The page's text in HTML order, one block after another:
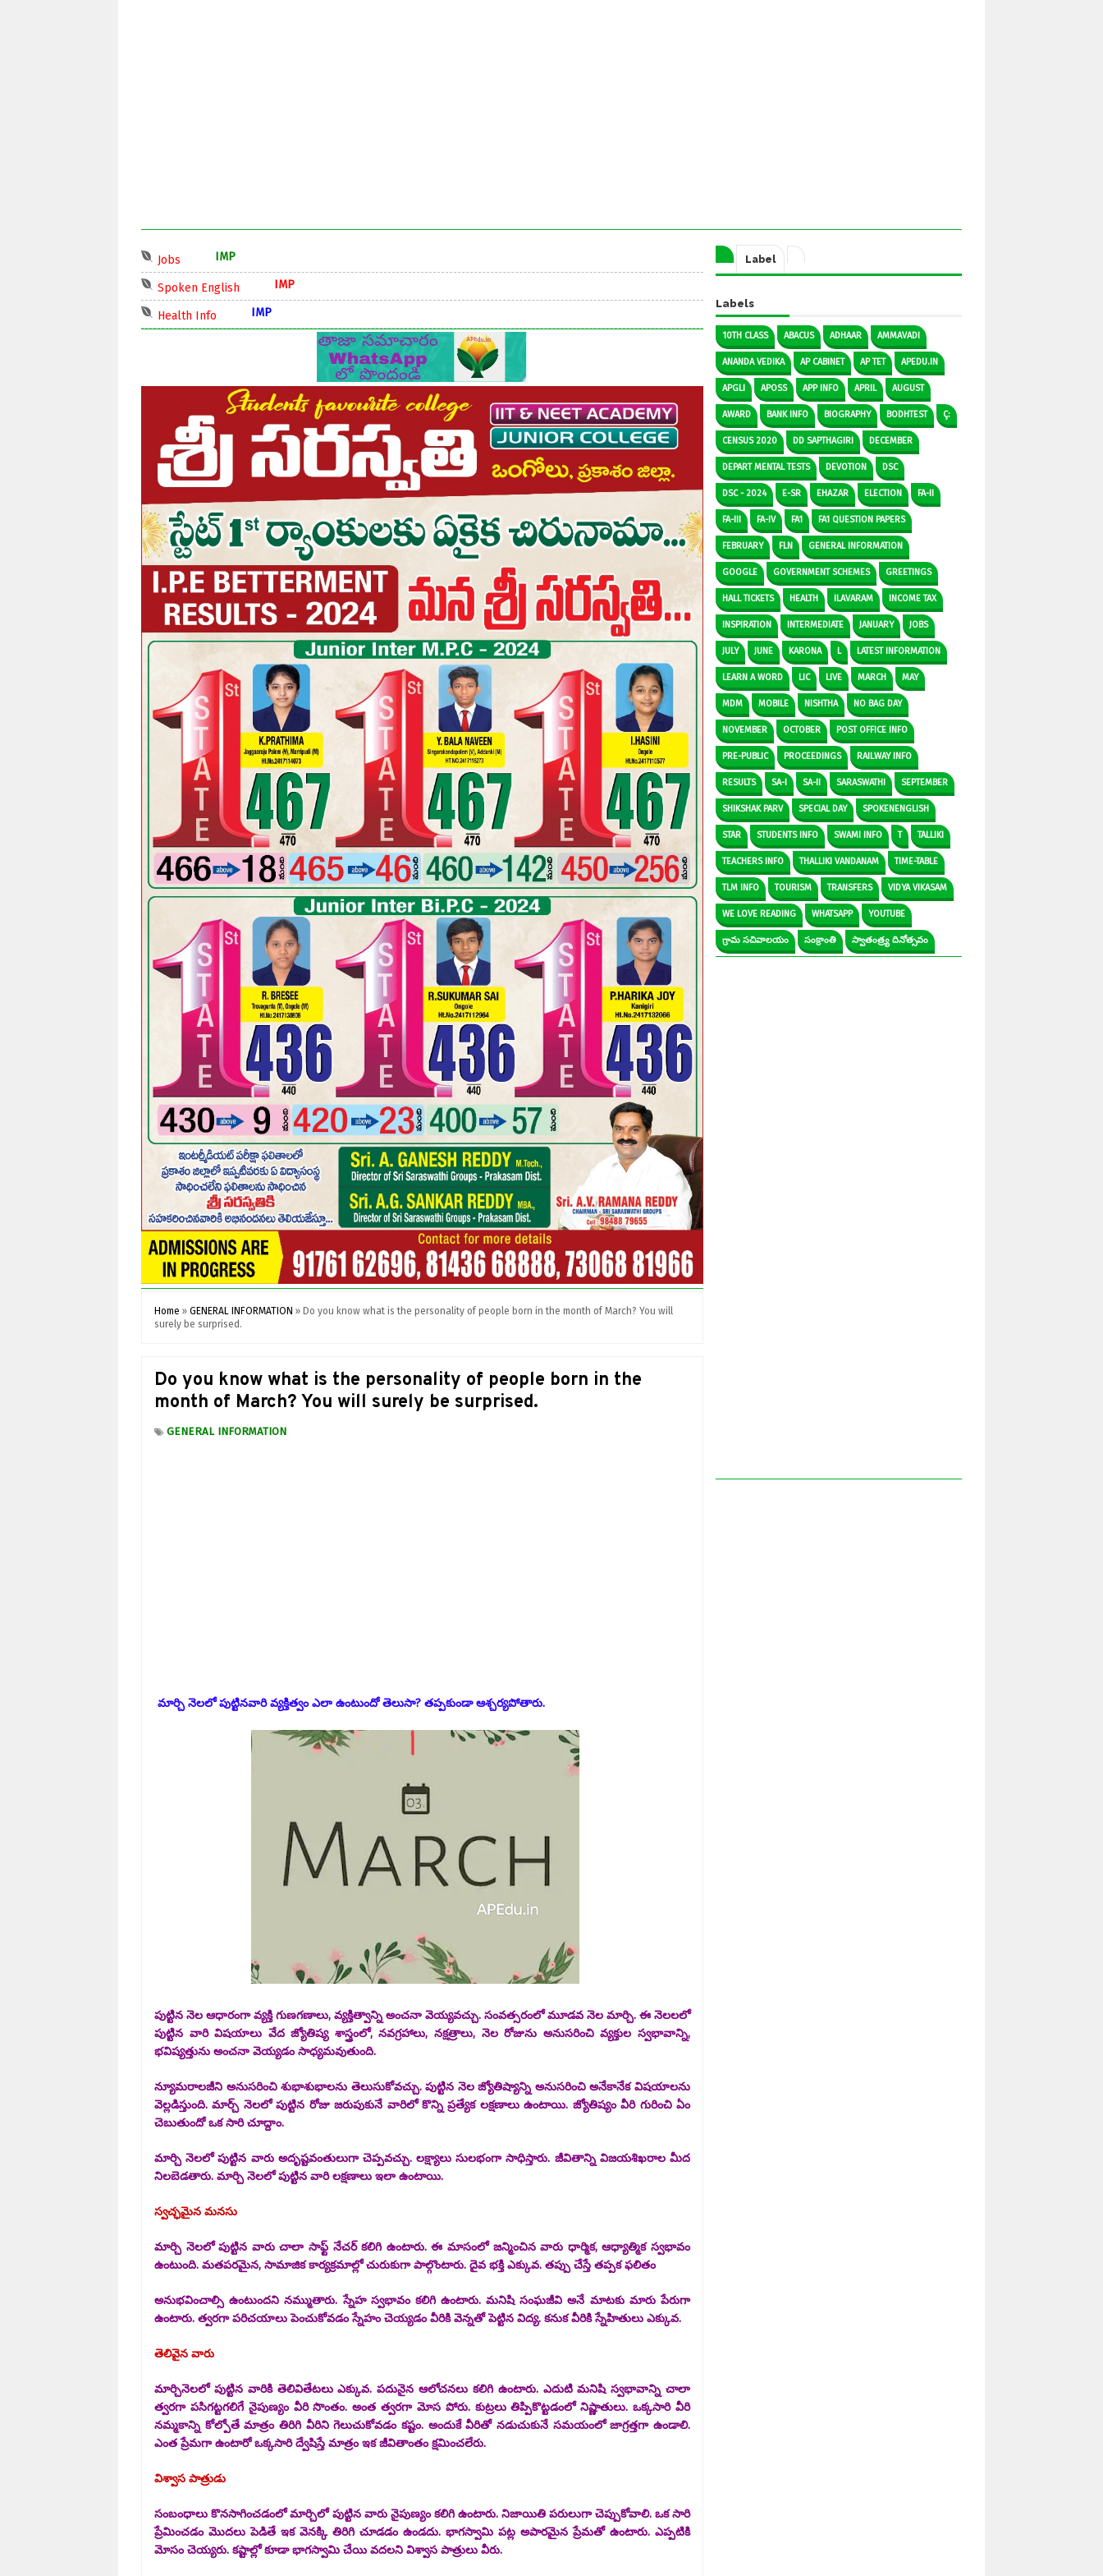
Jobs IMP
Spoken English IMP
Health Info IMP
Home » GENERAL INFORMATION » Do you know what is the personality of people born in the month of March? You will
surely be surprised.
Do you know what is the personality of people born in the
month of March? You will surely be surprised.
GENERAL INFORMATION
మార్చి నెలలో పుట్టినవారి వ్యక్తిత్వం ఎలా ఉంటుందో తెలుసా? తప్పకుండా ఆశ్చర్యపోతారు.
పుట్టిన నెల ఆధారంగా వ్యక్తి గుణగణాలు, వ్యక్తిత్వాన్ని అంచనా వెయ్యవచ్చు. సంవత్సరంలో మూడవ నెల మార్చి. ఈ నెలలలో
పుట్టిన వారి విషయాలు వేద జ్యోతిష్య శాస్త్రంలో, నవగ్రహాలు, నక్షత్రాలు, నెల రోజును అనుసరించి వ్యక్తుల స్వభావాన్ని,
భవిష్యత్తును అంచనా వెయ్యడం సాధ్యమవుతుంది.
న్యూమరాలజీని అనుసరించి శుభాశుభాలను తెలుసుకోవచ్చు. పుట్టిన నెల జ్యోతిష్యాన్ని అనుసరించి అనేకానేక విషయాలను
వెల్లడిస్తుంది. మార్చ్ నెలలో పుట్టిన రోజు జరుపుకునే వారిలో కొన్ని ప్రత్యేక లక్షణాలు ఉంటాయి. జ్యోతిష్యం వీరి గురించి ఏం
చెబుతుందో ఒక సారి చూద్దాం.
మార్చి నెలలో పుట్టిన వారు అదృష్టవంతులుగా చెప్పవచ్చు. లక్ష్యాలు సులభంగా సాధిస్తారు. జీవితాన్ని విజయశిఖరాల మీద
నిలబెడతారు. మార్చి నెలలో పుట్టిన వారి లక్షణాలు ఇలా ఉంటాయి.
స్వచ్ఛమైన మనసు
మార్చి నెలలో పుట్టిన వారు చాలా సాఫ్ట్ నేచర్ కలిగి ఉంటారు. ఈ మాసంలో జన్మించిన వారు ధార్మిక, ఆధ్యాత్మిక స్వభావం
ఉంటుంది. మతపరమైన, సామాజిక కార్యక్రమాల్లో చురుకుగా పాల్గొంటారు. దైవ భక్తి ఎక్కువ. తప్పు చేస్తే తప్పక ఫలితం
అనుభవించాల్సి ఉంటుందని నమ్ముతారు. స్నేహ స్వభావం కలిగి ఉంటారు. మనిషి సంఘజీవి అనే మాటకు మారు పేరుగా
ఉంటారు. త్వరగా పరిచయాలు పెంచుకోవడం స్నేహం చెయ్యడం వీరికి వెన్నతో పెట్టిన విద్య. కనుక వీరికి స్నేహితులు ఎక్కువ.
తెలివైన వారు
మార్చినెలలో పుట్టిన వారికి తెలివితేటలు ఎక్కువ. పదునైన ఆలోచనలు కలిగి ఉంటారు. ఎదుటి మనిషి స్వభావాన్ని చాలా
త్వరగా పసిగట్టగలిగే నైపుణ్యం వీరి సొంతం. అంత త్వరగా మోస పోరు. కుట్రలు తిప్పికొట్టడంలో నిష్ణాతులు. ఒక్కసారి వీరి
నమ్మకాన్ని కోల్పోతే మాత్రం తిరిగి వీరిని గెలుచుకోవడం కష్టం. అందుకే వీరితో నడుచుకునే సమయంలో జాగ్రత్తగా ఉండాలి.
ఎంత ప్రేమగా ఉంటారో ఒక్కసారి ద్వేషిస్తే మాత్రం ఇక జీవితాంతం క్షమించలేరు.
విశ్వాస పాత్రుడు
సంబంధాలు కొనసాగించడంలో మార్చిలో పుట్టిన వారు నైపుణ్యం కలిగి ఉంటారు. నిజాయితి పరులుగా చెప్పుకోవాలి. ఒక సారి
ప్రేమించడం మొదలు పెడితే ఇక వెనక్కి తిరిగి చూడడం ఉండదు. భాగస్వామి పట్ల అపారమైన ప్రేమతో ఉంటారు. ఎప్పటికి
మోసం చెయ్యరు. కష్టాల్లో కూడా భాగస్వామి చేయి వదలని విశ్వాస పాత్రులు వీరు.
Label
Labels
10TH CLASS ABACUS ADHAAR AMMAVADI
ANANDA VEDIKA AP CABINET AP TET APEDU.IN
APGLI APOSS APP INFO APRIL AUGUST
AWARD BANK INFO BIOGRAPHY BODHTEST Ç:
CENSUS 2020 DD SAPTHAGIRI DECEMBER
DEPART MENTAL TESTS DEVOTION DSC
DSC - 2024 E-SR EHAZAR ELECTION FA-II
FA-III FA-IV FA1 FA1 QUESTION PAPERS
FEBRUARY FLN GENERAL INFORMATION
GOOGLE GOVERNMENT SCHEMES GREETINGS
HALL TICKETS HEALTH ILAVARAM INCOME TAX
INSPIRATION INTERMEDIATE JANUARY JOBS
JULY JUNE KARONA L LATEST INFORMATION
LEARN A WORD LIC LIVE MARCH MAY
MDM MOBILE NISHTHA NO BAG DAY
NOVEMBER OCTOBER POST OFFICE INFO
PRE-PUBLIC PROCEEDINGS RAILWAY INFO
RESULTS SA-I SA-II SARASWATHI SEPTEMBER
SHIKSHAK PARV SPECIAL DAY SPOKENENGLISH
STAR STUDENTS INFO SWAMI INFO T TALLIKI
TEACHERS INFO THALLIKI VANDANAM TIME-TABLE
TLM INFO TOURISM TRANSFERS VIDYA VIKASAM
WE LOVE READING WHATSAPP YOUTUBE
గ్రామ సచివాలయం సంక్రాంతి స్వాతంత్ర్య దినోత్సవం